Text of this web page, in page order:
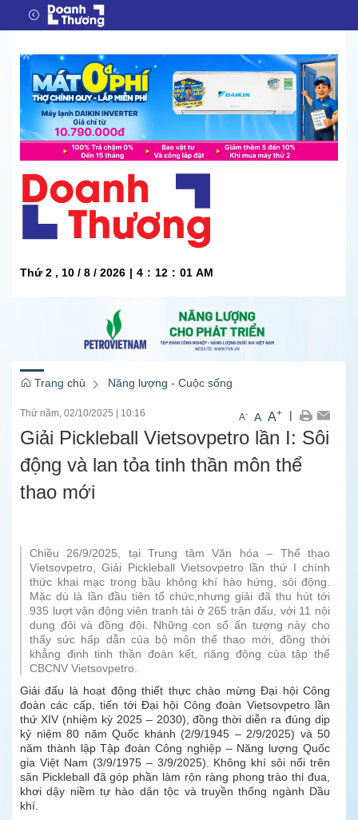
Thứ 2 , 10 / 8 / 2026 | 4 : 12 : 02 AM
Trang chủ Năng lượng - Cuộc sống
Thứ năm, 02/10/2025 | 10:16 A- A A+ |
Giải Pickleball Vietsovpetro lần I: Sôi
động và lan tỏa tinh thần môn thể
thao mới
Chiều 26/9/2025, tại Trung tâm Văn hóa – Thể thao
Vietsovpetro, Giải Pickleball Vietsovpetro lần thứ I chính
thức khai mạc trong bầu không khí hào hứng, sôi động.
Mặc dù là lần đầu tiên tổ chức,nhưng giải đã thu hút tới
935 lượt vận động viên tranh tài ở 265 trận đấu, với 11 nội
dung đôi và đồng đội. Những con số ấn tượng này cho
thấy sức hấp dẫn của bộ môn thể thao mới, đồng thời
khẳng định tinh thần đoàn kết, năng động của tập thể
CBCNV Vietsovpetro.
Giải đấu là hoạt động thiết thực chào mừng Đại hội Công
đoàn các cấp, tiến tới Đại hội Công đoàn Vietsovpetro lần
thứ XIV (nhiệm kỳ 2025 – 2030), đồng thời diễn ra đúng dịp
kỷ niệm 80 năm Quốc khánh (2/9/1945 – 2/9/2025) và 50
năm thành lập Tập đoàn Công nghiệp – Năng lượng Quốc
gia Việt Nam (3/9/1975 – 3/9/2025). Không khí sôi nổi trên
sân Pickleball đã góp phần làm rộn ràng phong trào thi đua,
khơi dậy niềm tự hào dân tộc và truyền thống ngành Dầu
khí.